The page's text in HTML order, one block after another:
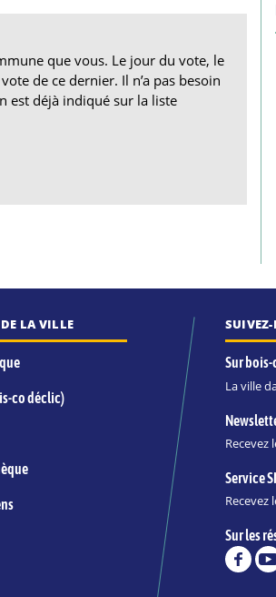
que vous. Le jour du vote, le
de ce dernier. Il n’a pas besoin
est déjà indiqué sur la liste
DE LA VILLE
co déclic)
Sur
La ville
Recevez
Service
Sur les